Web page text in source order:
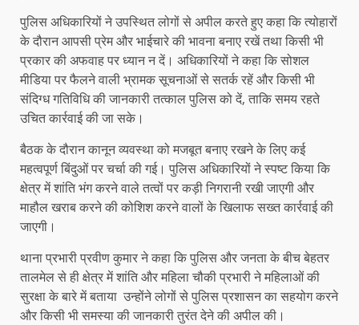
पुलिस अधिकारियों ने उपस्थित लोगों से अपील करते हुए कहा कि त्योहारों
के दौरान आपसी प्रेम और भाईचारे की भावना बनाए रखें तथा किसी भी
प्रकार की अफवाह पर ध्यान न दें। अधिकारियों ने कहा कि सोशल
मीडिया पर फैलने वाली भ्रामक सूचनाओं से सतर्क रहें और किसी भी
संदिग्ध गतिविधि की जानकारी तत्काल पुलिस को दें, ताकि समय रहते
उचित कार्रवाई की जा सके।
बैठक के दौरान कानून व्यवस्था को मजबूत बनाए रखने के लिए कई
महत्वपूर्ण बिंदुओं पर चर्चा की गई। पुलिस अधिकारियों ने स्पष्ट किया कि
क्षेत्र में शांति भंग करने वाले तत्वों पर कड़ी निगरानी रखी जाएगी और
माहौल खराब करने की कोशिश करने वालों के खिलाफ सख्त कार्रवाई की
जाएगी।
थाना प्रभारी प्रवीण कुमार ने कहा कि पुलिस और जनता के बीच बेहतर
तालमेल से ही क्षेत्र में शांति और महिला चौकी प्रभारी ने महिलाओं की
सुरक्षा के बारे में बताया उन्होंने लोगों से पुलिस प्रशासन का सहयोग करने
और किसी भी समस्या की जानकारी तुरंत देने की अपील की।